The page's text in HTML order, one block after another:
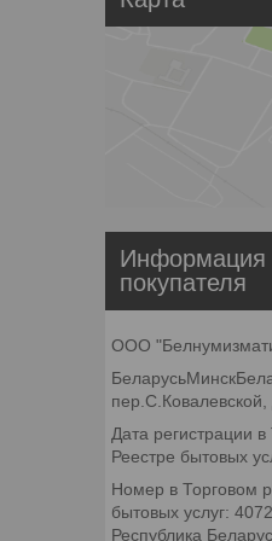
Информация
покупателя
ООО
Дата регистрации
Реестре бытовых
Номер в Торговом
бытовых услуг:
Республика